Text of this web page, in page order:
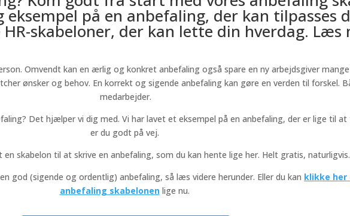
på en anbefaling, der kan tilpasses
skabeloner, der kan lette din hverdag. Læs
Omvendt kan en ærlig og konkret anbefaling også spare en ny arbejdsgiver
ønsker og behov. En korrekt og sigende anbefaling kan gøre en verden til forskel.
medarbejder.
Det hjælper vi dig med. Vi har lavet et eksempel på en anbefaling, der er lige til at
er du godt på vej.
en skabelon til at skrive en anbefaling, som du kan hente lige her. Helt gratis, naturligvis.
god (sigende og ordentlig) anbefaling, så læs videre herunder. Eller du kan klikke her
anbefaling skabelonenlige nu.